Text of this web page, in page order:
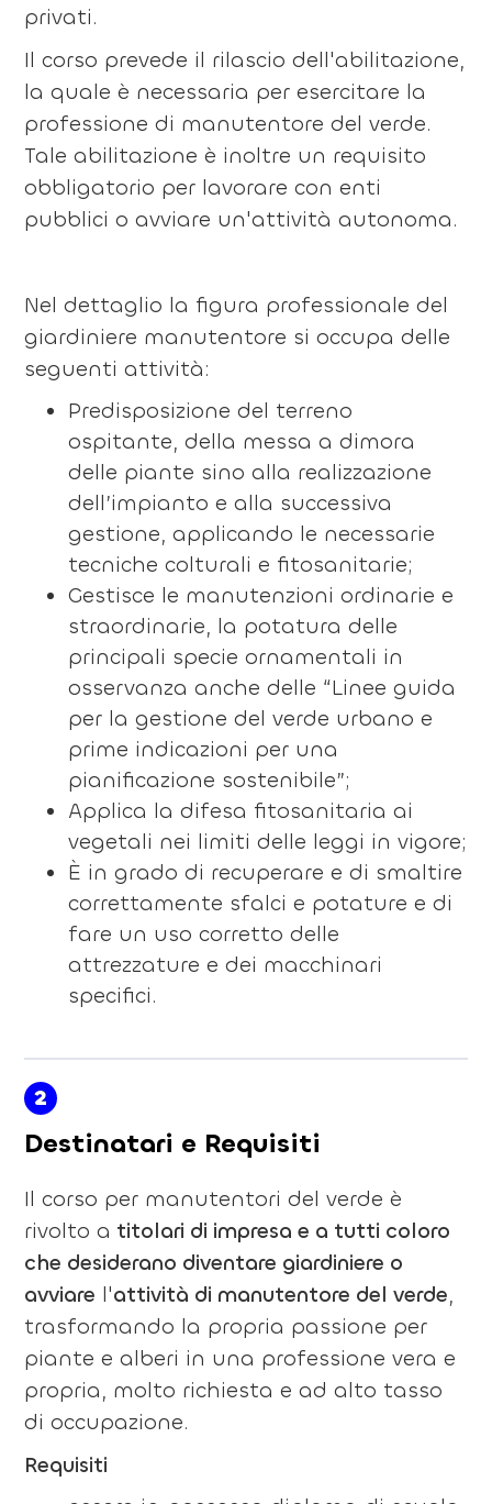
privati.
Il corso prevede il rilascio dell'abilitazione,
la quale è necessaria per esercitare la
professione di manutentore del verde.
Tale abilitazione è inoltre un requisito
obbligatorio per lavorare con enti
pubblici o avviare un'attività autonoma.
Nel dettaglio la figura professionale del
giardiniere manutentore si occupa delle
seguenti attività:
Predisposizione del terreno
ospitante, della messa a dimora
delle piante sino alla realizzazione
dell’impianto e alla successiva
gestione, applicando le necessarie
tecniche colturali e fitosanitarie;
Gestisce le manutenzioni ordinarie e
straordinarie, la potatura delle
principali specie ornamentali in
osservanza anche delle “Linee guida
per la gestione del verde urbano e
prime indicazioni per una
pianificazione sostenibile”;
Applica la difesa fitosanitaria ai
vegetali nei limiti delle leggi in vigore;
È in grado di recuperare e di smaltire
correttamente sfalci e potature e di
fare un uso corretto delle
attrezzature e dei macchinari
specifici.
2
Destinatari e Requisiti
Il corso per manutentori del verde è
rivolto a titolari di impresa e a tutti coloro
che desiderano diventare giardiniere o
avviare l'attività di manutentore del verde,
trasformando la propria passione per
piante e alberi in una professione vera e
propria, molto richiesta e ad alto tasso
di occupazione.
Requisiti